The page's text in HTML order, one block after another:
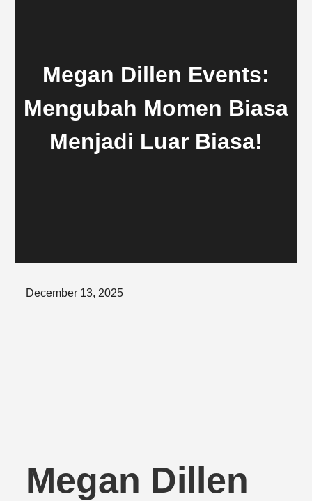
Megan Dillen Events:
Mengubah Momen Biasa
Menjadi Luar Biasa!
Posted
December 13, 2025
Megan Dillen